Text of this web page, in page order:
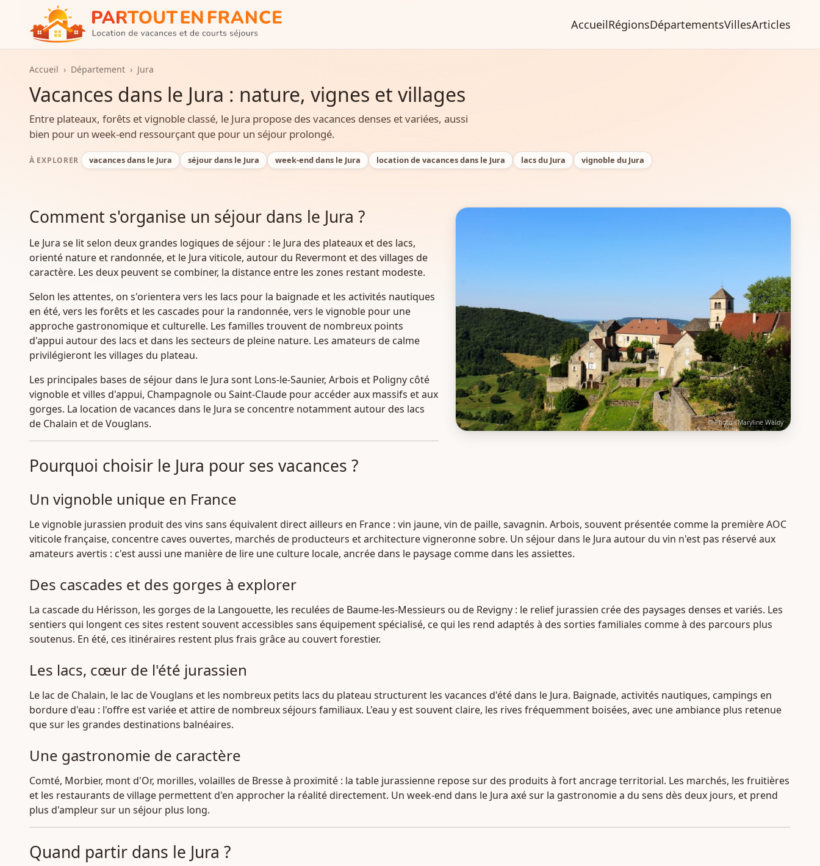
AccueilRégionsDépartementsVillesArticles
Accueil › Département › Jura
Vacances dans le Jura : nature, vignes et villages
Entre plateaux, forêts et vignoble classé, le Jura propose des vacances denses et variées, aussi
bien pour un week-end ressourçant que pour un séjour prolongé.
À EXPLORER vacances dans le Jura séjour dans le Jura week-end dans le Jura location de vacances dans le Jura lacs du Jura vignoble du Jura
© Photo : Maryline Waldy
Comment s'organise un séjour dans le Jura ?
Le Jura se lit selon deux grandes logiques de séjour : le Jura des plateaux et des lacs,
orienté nature et randonnée, et le Jura viticole, autour du Revermont et des villages de
caractère. Les deux peuvent se combiner, la distance entre les zones restant modeste.
Selon les attentes, on s'orientera vers les lacs pour la baignade et les activités nautiques
en été, vers les forêts et les cascades pour la randonnée, vers le vignoble pour une
approche gastronomique et culturelle. Les familles trouvent de nombreux points
d'appui autour des lacs et dans les secteurs de pleine nature. Les amateurs de calme
privilégieront les villages du plateau.
Les principales bases de séjour dans le Jura sont Lons-le-Saunier, Arbois et Poligny côté
vignoble et villes d'appui, Champagnole ou Saint-Claude pour accéder aux massifs et aux
gorges. La location de vacances dans le Jura se concentre notamment autour des lacs
de Chalain et de Vouglans.
Pourquoi choisir le Jura pour ses vacances ?
Un vignoble unique en France
Le vignoble jurassien produit des vins sans équivalent direct ailleurs en France : vin jaune, vin de paille, savagnin. Arbois, souvent présentée comme la première AOC
viticole française, concentre caves ouvertes, marchés de producteurs et architecture vigneronne sobre. Un séjour dans le Jura autour du vin n'est pas réservé aux
amateurs avertis : c'est aussi une manière de lire une culture locale, ancrée dans le paysage comme dans les assiettes.
Des cascades et des gorges à explorer
La cascade du Hérisson, les gorges de la Langouette, les reculées de Baume-les-Messieurs ou de Revigny : le relief jurassien crée des paysages denses et variés. Les
sentiers qui longent ces sites restent souvent accessibles sans équipement spécialisé, ce qui les rend adaptés à des sorties familiales comme à des parcours plus
soutenus. En été, ces itinéraires restent plus frais grâce au couvert forestier.
Les lacs, cœur de l'été jurassien
Le lac de Chalain, le lac de Vouglans et les nombreux petits lacs du plateau structurent les vacances d'été dans le Jura. Baignade, activités nautiques, campings en
bordure d'eau : l'offre est variée et attire de nombreux séjours familiaux. L'eau y est souvent claire, les rives fréquemment boisées, avec une ambiance plus retenue
que sur les grandes destinations balnéaires.
Une gastronomie de caractère
Comté, Morbier, mont d'Or, morilles, volailles de Bresse à proximité : la table jurassienne repose sur des produits à fort ancrage territorial. Les marchés, les fruitières
et les restaurants de village permettent d'en approcher la réalité directement. Un week-end dans le Jura axé sur la gastronomie a du sens dès deux jours, et prend
plus d'ampleur sur un séjour plus long.
Quand partir dans le Jura ?